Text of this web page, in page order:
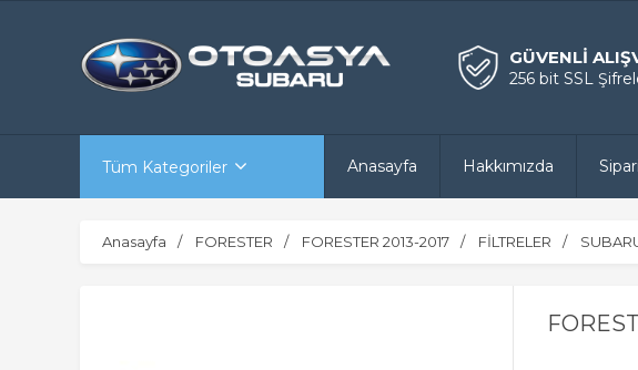
GÜVENLİ
256 bit SSL
Tüm Kategoriler Anasayfa Hakkımızda
Anasayfa FORESTER FORESTER 2013-2017 FİLTRELER